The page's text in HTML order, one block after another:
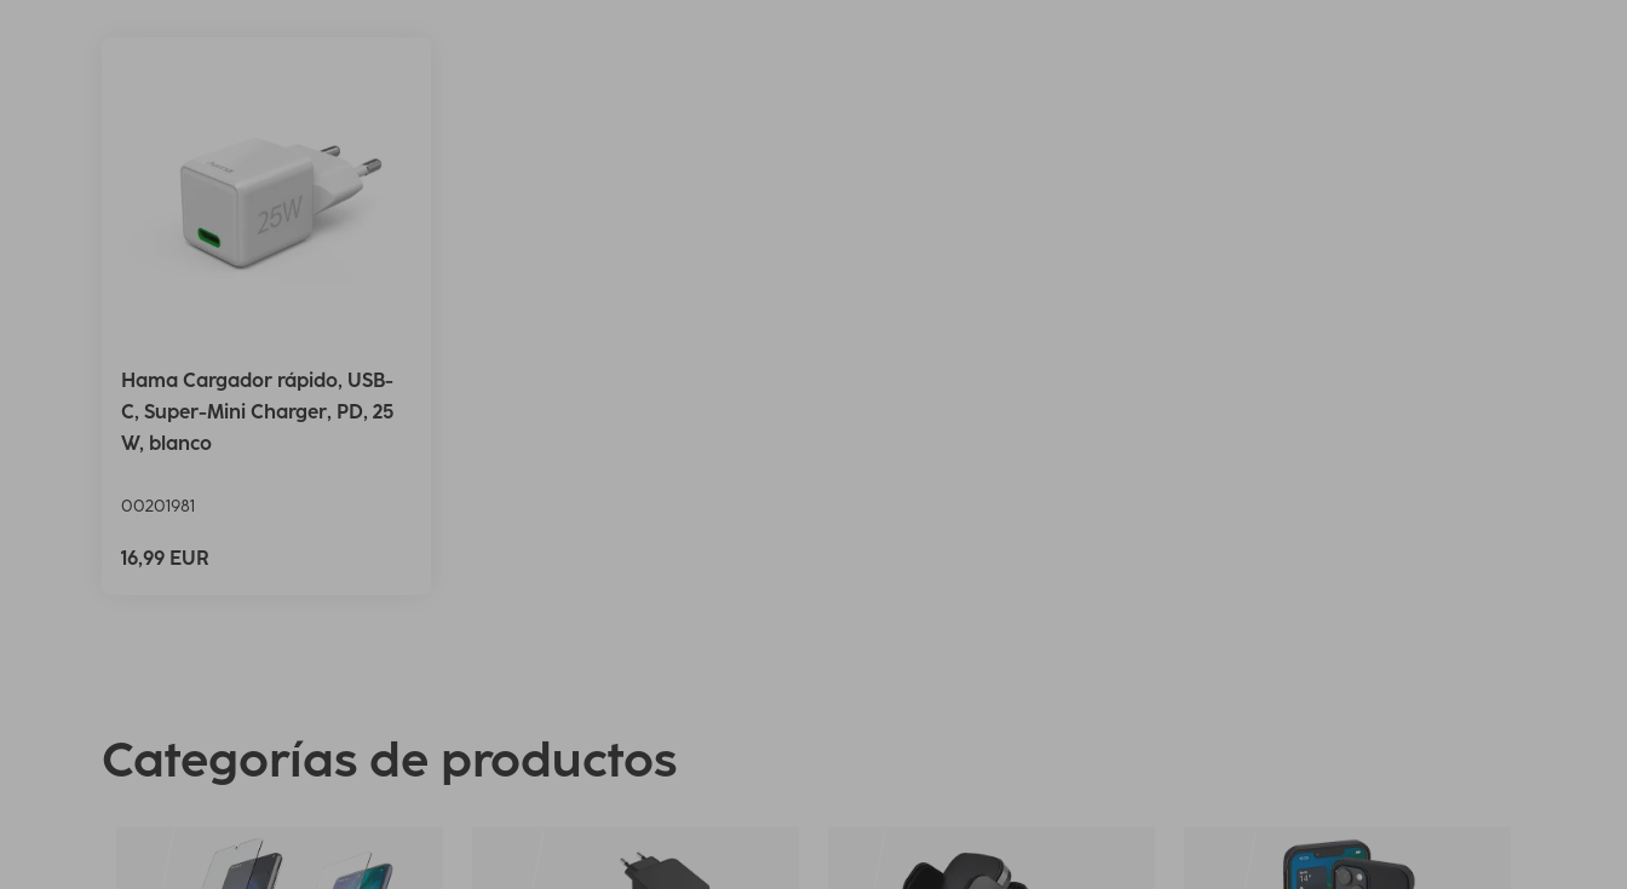
Hama Cargador rápido, USB-
C, Super-Mini Charger, PD, 25
W, blanco
00201981
16,99 EUR
Categorías de productos